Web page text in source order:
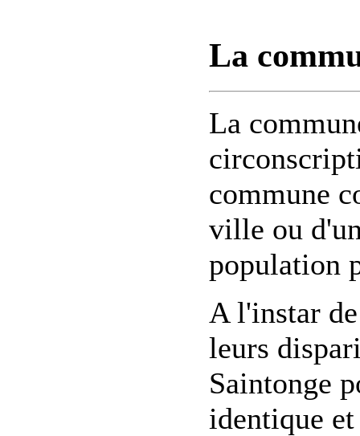
La
La
commune
ville ou
population
A l'instar
leurs
Saintonge
identique